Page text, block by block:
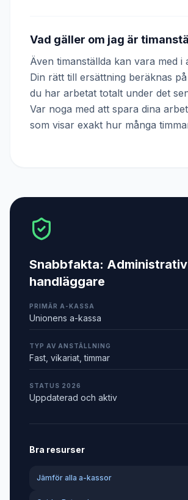
Vad gäller om jag är
Även timanställda kan vara med i
Din rätt till ersättning beräknas
du har arbetat totalt under det
Var noga med att spara dina
som visar exakt hur många
Snabbfakta: Administrativ
handläggare
PRIMÄR A-KASSA
Unionens a-kassa
TYP AV ANSTÄLLNING
Fast, vikariat, timmar
STATUS 2026
Uppdaterad och aktiv
Bra resurser
Jämför alla a-kassor